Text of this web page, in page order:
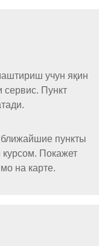
учун яқин
сервис. Пункт
пункты
Покажет
на карте.